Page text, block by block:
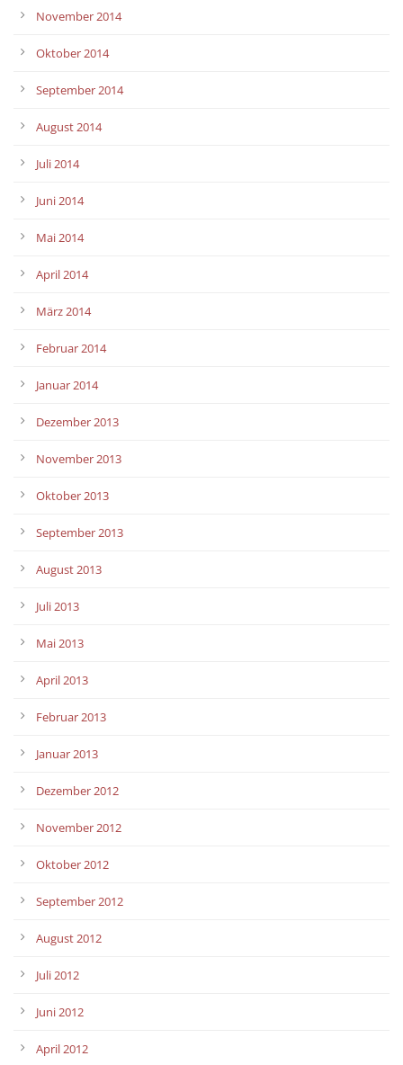
November 2014
Oktober 2014
September 2014
August 2014
Juli 2014
Juni 2014
Mai 2014
April 2014
März 2014
Februar 2014
Januar 2014
Dezember 2013
November 2013
Oktober 2013
September 2013
August 2013
Juli 2013
Mai 2013
April 2013
Februar 2013
Januar 2013
Dezember 2012
November 2012
Oktober 2012
September 2012
August 2012
Juli 2012
Juni 2012
April 2012